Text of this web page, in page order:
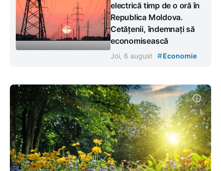
electrică timp de o oră în
Republica Moldova.
Cetățenii, îndemnați să
economisească
Joi, 6 august #Economie